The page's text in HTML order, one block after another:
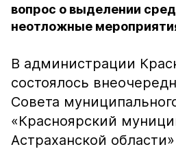
вопрос о выделении
неотложные
В администрации
состоялось
Совета
«Красноярский
Астраханской